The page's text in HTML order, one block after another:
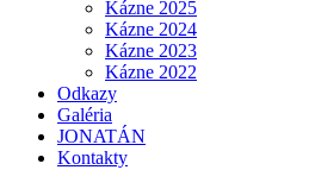
Kázne 2025
Kázne 2024
Kázne 2023
Kázne 2022
Odkazy
Galéria
JONATÁN
Kontakty